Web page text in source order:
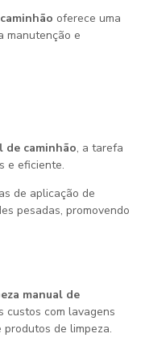
oferece uma
manutenção e
de caminhão, a tarefa
e eficiente.
de aplicação de
pesadas, promovendo
manual de
custos com lavagens
de limpeza.